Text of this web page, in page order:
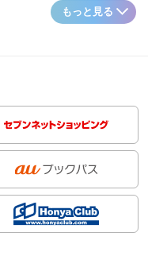
もっと見る